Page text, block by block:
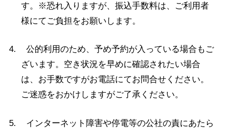
す。※恐れ入りますが、振込手数料は、ご利用者
様にてご負担をお願いします。
4. 公的利用のため、予め予約が入っている場合もご
ざいます。空き状況を早めに確認されたい場合
は、お手数ですがお電話にてお問合せください。
ご迷惑をおかけしますがご了承ください。
5. インターネット障害や停電等の公社の責にあたら